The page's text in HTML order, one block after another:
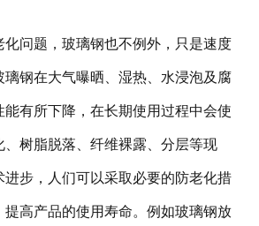
问题，玻璃钢也不例外，只是速度
钢在大气曝晒、湿热、水浸泡及腐
有所下降，在长期使用过程中会使
树脂脱落、纤维裸露、分层等现
步，人们可以采取必要的防老化措
高产品的使用寿命。例如玻璃钢放